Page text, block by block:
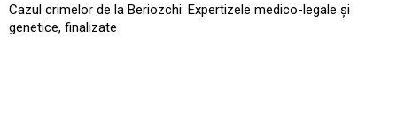
Cazul crimelor de la Beriozchi: Expertizele medico-legale și
genetice, finalizate